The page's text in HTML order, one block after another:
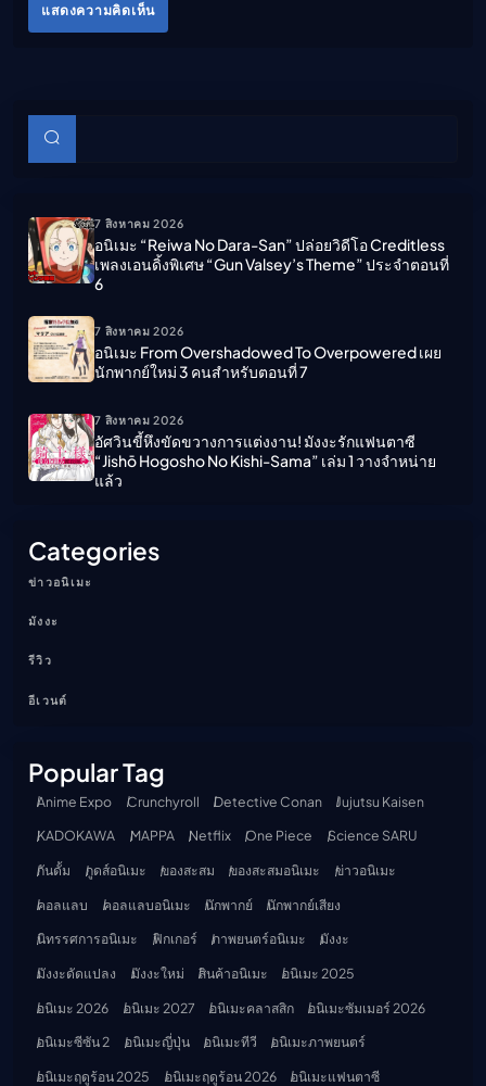
แสดงความคิดเห็น
บทความย่อย
7 สิงหาคม 2026
อนิเมะ “Reiwa No Dara-San” ปล่อยวิดีโอ Creditless
เพลงเอนดิ้งพิเศษ “Gun Valsey’s Theme” ประจำตอนที่
6
7 สิงหาคม 2026
อนิเมะ From Overshadowed To Overpowered เผย
นักพากย์ใหม่ 3 คนสำหรับตอนที่ 7
7 สิงหาคม 2026
อัศวินขี้หึงขัดขวางการแต่งงาน! มังงะรักแฟนตาซี
“Jishō Hogosho No Kishi-Sama” เล่ม 1 วางจำหน่าย
แล้ว
Categories
ข่าวอนิเมะ
มังงะ
รีวิว
อีเวนต์
Popular Tag
Anime Expo Crunchyroll Detective Conan
Jujutsu Kaisen
KADOKAWA
MAPPA Netflix One Piece
Science SARU
กันดั้ม
กูดส์อนิเมะ ของสะสม ของสะสมอนิเมะ
ข่าวอนิเมะ
คอลแลบ
คอลแลบอนิเมะ นักพากย์
นักพากย์เสียง
นิทรรศการอนิเมะ
ฟิกเกอร์ ภาพยนตร์อนิเมะ
มังงะ
มังงะดัดแปลง
มังงะใหม่ สินค้าอนิเมะ
อนิเมะ 2025
อนิเมะ 2026
อนิเมะ 2027 อนิเมะคลาสสิก
อนิเมะซัมเมอร์ 2026
อนิเมะซีซัน 2
อนิเมะญี่ปุ่น อนิเมะทีวี
อนิเมะภาพยนตร์
อนิเมะฤดูร้อน 2025
อนิเมะฤดูร้อน 2026
อนิเมะแฟนตาซี